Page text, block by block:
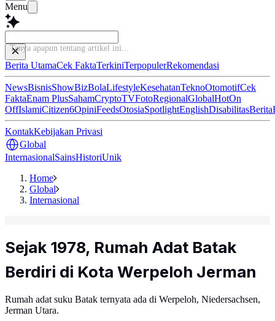
Menu
Tanya apapun tentang artikel ini.
Berita UtamaCek FaktaTerkiniTerpopulerRekomendasi
NewsBisnisShowBizBolaLifestyleKesehatanTeknoOtomotifCek
FaktaEnam PlusSahamCryptoTVFotoRegionalGlobalHotOn
OffIslamiCitizen6OpiniFeedsOtosiaSpotlightEnglishDisabilitasBerita
KontakKebijakan Privasi
Global
InternasionalSainsHistoriUnik
Home
Global
Internasional
Sejak 1978, Rumah Adat Batak
Berdiri di Kota Werpeloh Jerman
Rumah adat suku Batak ternyata ada di Werpeloh, Niedersachsen,
Jerman Utara.